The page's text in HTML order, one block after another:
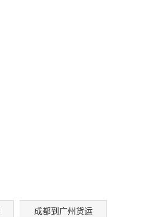
成都到广州货运